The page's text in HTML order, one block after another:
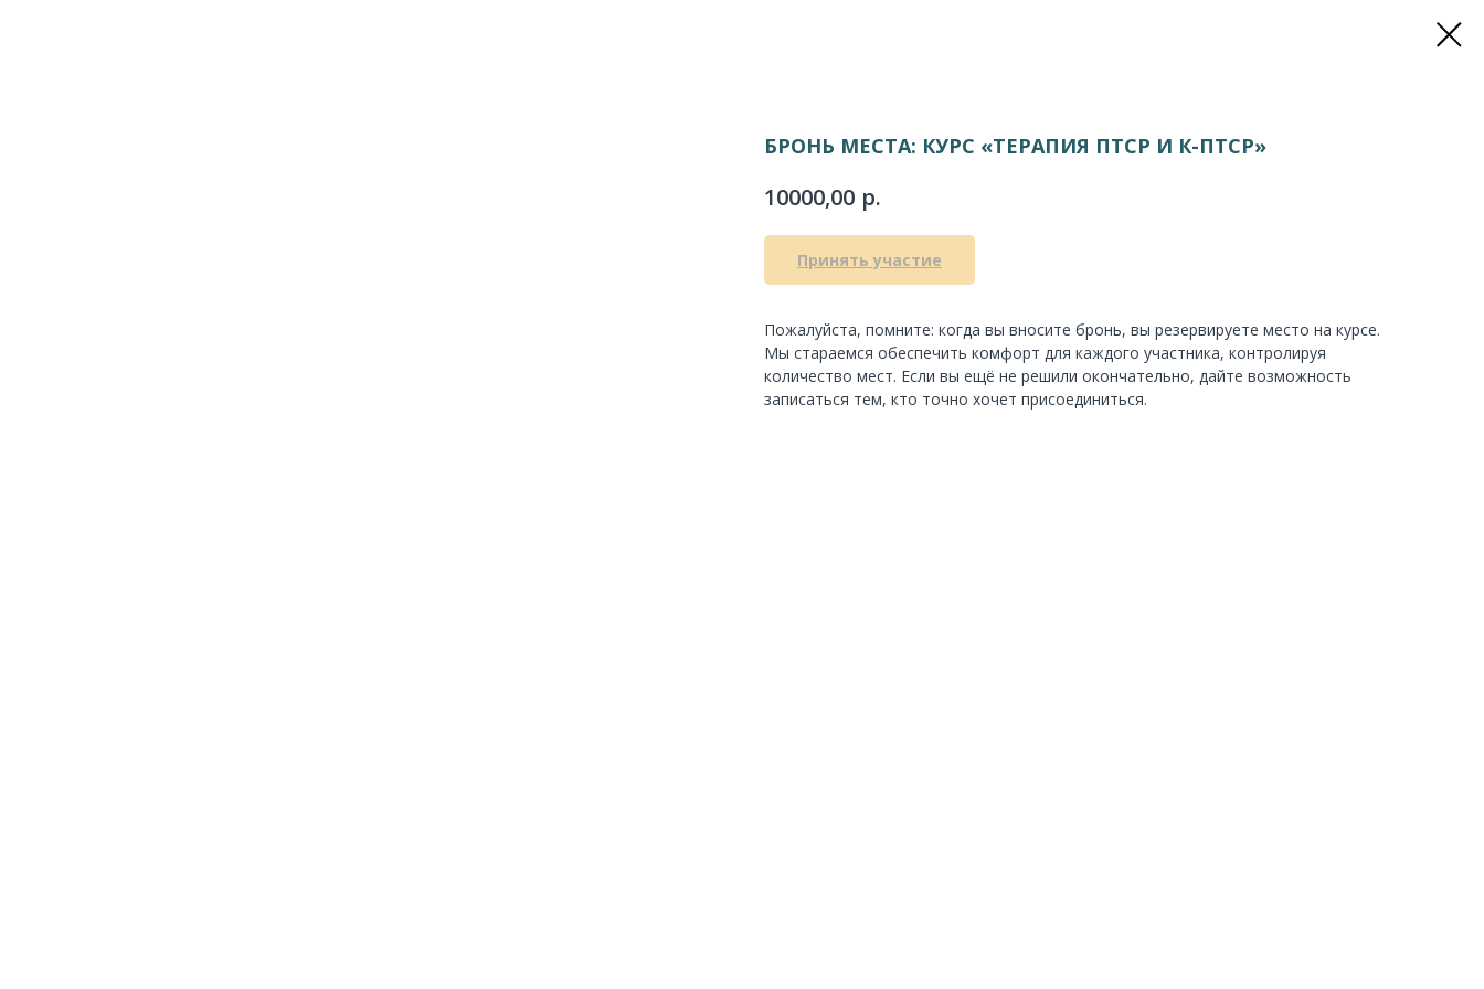
БРОНЬ МЕСТА: КУРС «ТЕРАПИЯ ПТСР И К-ПТСР»
10000,00 р.
Принять участие
Пожалуйста, помните: когда вы вносите бронь, вы резервируете место на курсе.
Мы стараемся обеспечить комфорт для каждого участника, контролируя
количество мест. Если вы ещё не решили окончательно, дайте возможность
записаться тем, кто точно хочет присоединиться.